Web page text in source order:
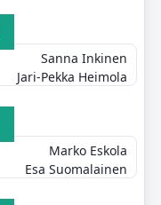
Sanna Inkinen
Jari-Pekka Heimola
Marko Eskola
Esa Suomalainen